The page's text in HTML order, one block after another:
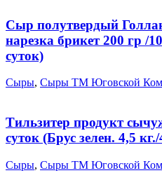
Сыр полутвердый
нарезка брикет 200 гр
суток)
Сыры, Сыры ТМ Юговской
Тильзитер продукт
суток (Брус зелен. 4,5
Сыры, Сыры ТМ Юговской